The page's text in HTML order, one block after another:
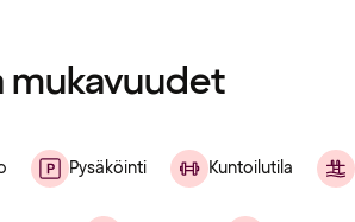
mukavuudet
Pysäköinti Kuntoilutila